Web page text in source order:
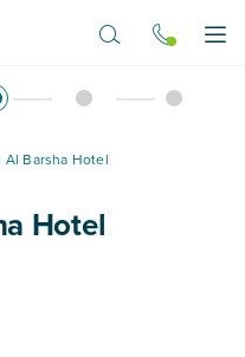
Al Barsha Hotel
Hotel